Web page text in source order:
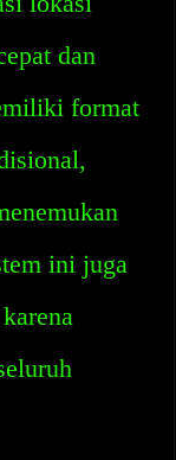
dan
format
ini juga